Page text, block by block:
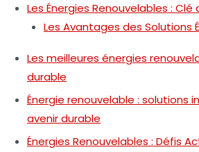
Les Énergies Renouvelables : Clé
Les Avantages des Solutions
Les meilleures énergies
durable
Énergie renouvelable : solutions
avenir durable
Énergies Renouvelables : Défis